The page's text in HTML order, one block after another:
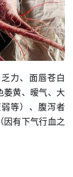
力、面唇苍白
萎黄、暧气、大
等）、腹泻者
因有下气行血之